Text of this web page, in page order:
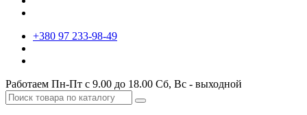
+380 97 233-98-49
Работаем Пн-Пт с 9.00 до 18.00 Сб, Вс - выходной